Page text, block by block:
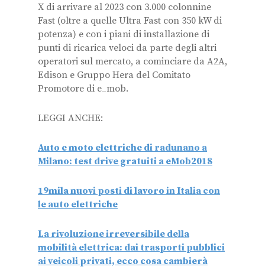
X di arrivare al 2023 con 3.000 colonnine
Fast (oltre a quelle Ultra Fast con 350 kW di
potenza) e con i piani di installazione di
punti di ricarica veloci da parte degli altri
operatori sul mercato, a cominciare da A2A,
Edison e Gruppo Hera del Comitato
Promotore di e_mob.
LEGGI ANCHE:
Auto e moto elettriche di radunano a
Milano: test drive gratuiti a eMob2018
19mila nuovi posti di lavoro in Italia con
le auto elettriche
La rivoluzione irreversibile della
mobilità elettrica: dai trasporti pubblici
ai veicoli privati, ecco cosa cambierà